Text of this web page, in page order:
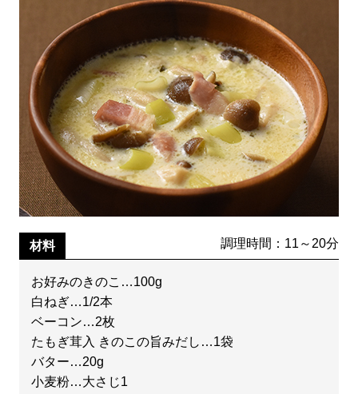
材料 調理時間：11～20分
お好みのきのこ…100g
白ねぎ…1/2本
ベーコン…2枚
たもぎ茸入 きのこの旨みだし…1袋
バター…20g
小麦粉…大さじ1